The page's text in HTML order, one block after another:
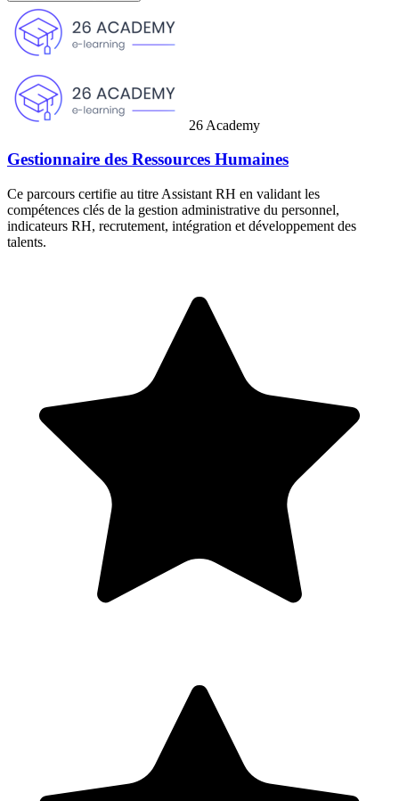
26 Academy
Gestionnaire des Ressources Humaines
Ce parcours certifie au titre Assistant RH en validant les
compétences clés de la gestion administrative du personnel,
indicateurs RH, recrutement, intégration et développement des
talents.